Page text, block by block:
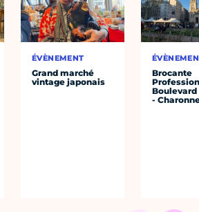
ÉVÈNEMENT
Grand marché
vintage japonais
Brocante
-